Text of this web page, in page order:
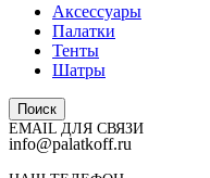
Аксессуары
Палатки
Тенты
Шатры
Поиск
EMAIL ДЛЯ СВЯЗИ
info@palatkoff.ru